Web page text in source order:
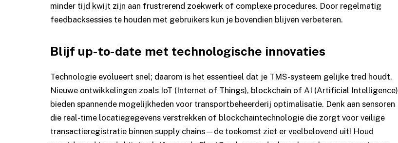
minder tijd kwijt zijn aan frustrerend zoekwerk of complexe procedures. Door regelmatig
feedbacksessies te houden met gebruikers kun je bovendien blijven verbeteren.
Blijf up-to-date met technologische innovaties
Technologie evolueert snel; daarom is het essentieel dat je TMS-systeem gelijke tred houdt.
Nieuwe ontwikkelingen zoals IoT (Internet of Things), blockchain of AI (Artificial Intelligence)
bieden spannende mogelijkheden voor transportbeheerderij optimalisatie. Denk aan sensoren
die real-time locatiegegevens verstrekken of blockchaintechnologie die zorgt voor veilige
transactieregistratie binnen supply chains—de toekomst ziet er veelbelovend uit! Houd